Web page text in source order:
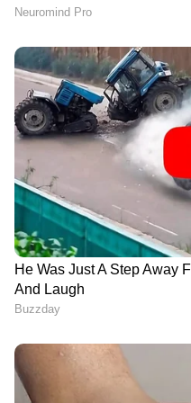
ബിഗ് ടിക്കറ്റ്: ആദ്യ ബിഗ്
സ്പിന്നിൽ 450,000 ദിർഹം;
രണ്ട് മലയാളികൾക്ക്
സമ്മാനം
എൺപതാണ്ടിന്‍റെ